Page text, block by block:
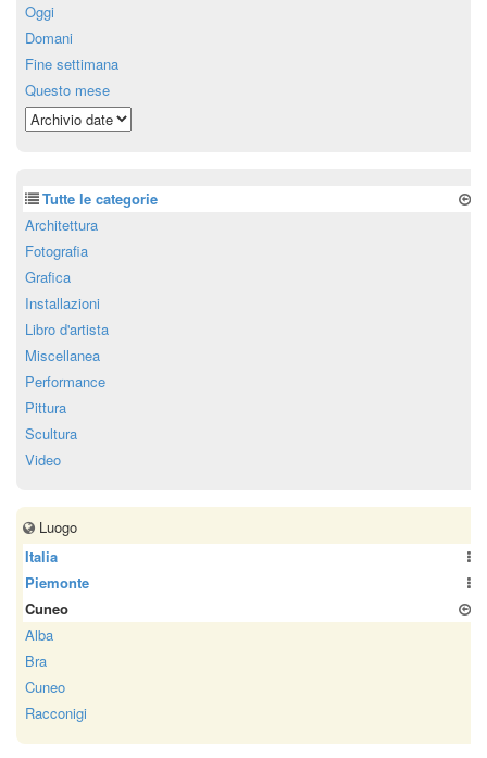
Oggi
Domani
Fine settimana
Questo mese
Tutte le categorie
Architettura
Fotografia
Grafica
Installazioni
Libro d'artista
Miscellanea
Performance
Pittura
Scultura
Video
Luogo
Italia
Piemonte
Cuneo
Alba
Bra
Cuneo
Racconigi